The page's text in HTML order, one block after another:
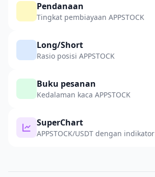
Pendanaan
Tingkat pembiayaan APPSTOCK
Long/Short
Rasio posisi APPSTOCK
Buku pesanan
Kedalaman kaca APPSTOCK
SuperChart
APPSTOCK/USDT dengan indikator